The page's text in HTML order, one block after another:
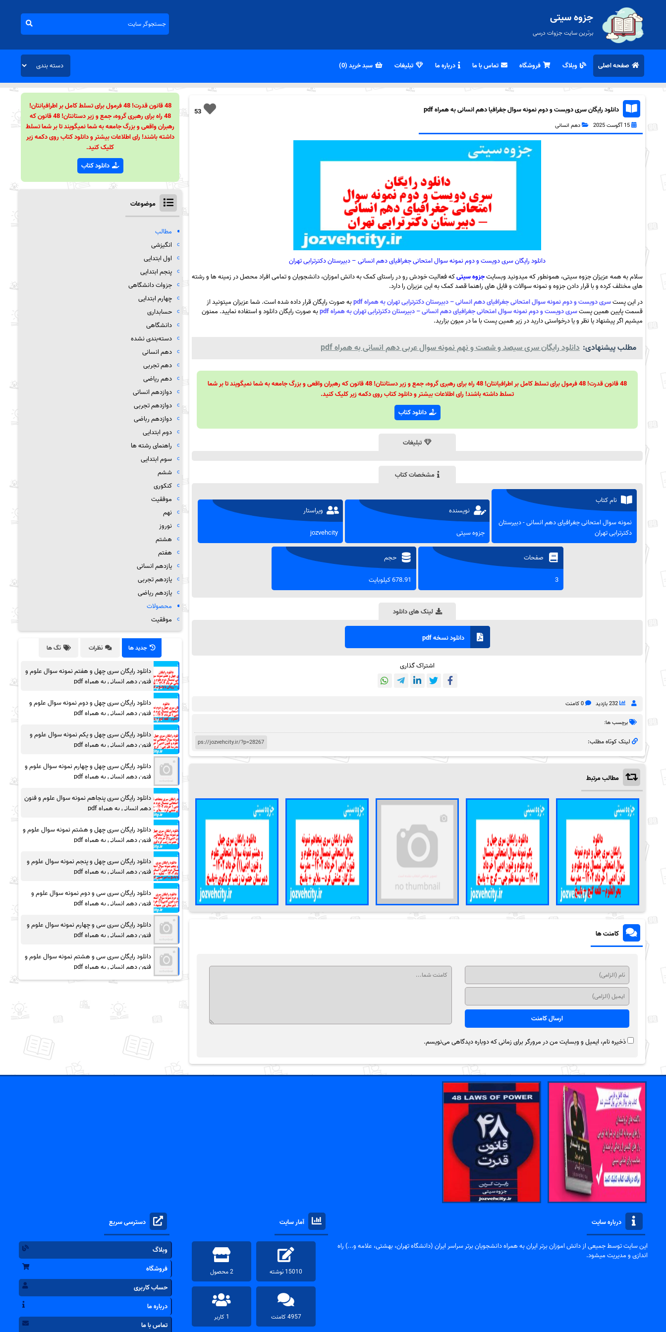
جزوه سیتی
برترین سایت جزوات درسی
صفحه اصلی وبلاگ فروشگاه تماس با ما درباره ما تبلیغات سبد خرید (0)
53 دانلود رایگان سری دویست و دوم نمونه سوال جفرافیا دهم انسانی به همراه pdf
15 آگوست 2025 دهم انسانی
دانلود رایگان سری دویست و دوم نمونه سوال امتحانی جغرافیای دهم انسانی – دبیرستان دکترترابی تهران
سلام به همه عزیزان جزوه سیتی، همونطور که میدونید وبسایتجزوه سیتیکه فعالیت خودش رو در راستای کمک به دانش اموزان، دانشجویان و تمامی افراد محصل در زمینه ها و رشته
های مختلف کرده و با قرار دادن جزوه و نمونه سوالات و فایل های راهنما قصد کمک به این عزیزان را دارد.
در این پستسری دویست و دوم نمونه سوال امتحانی جغرافیای دهم انسانی – دبیرستان دکترترابی تهران به همراه pdf
به صورت رایگان قرار داده شده است. شما عزیزان میتونید از
قسمت پایین همین پستسری دویست و دوم نمونه سوال امتحانی جغرافیای دهم انسانی – دبیرستان دکترترابی تهران به همراه pdf
به صورت رایگان دانلود و استفاده نمایید. ممنون
میشیم اگر پیشنهاد یا نظر و یا درخواستی دارید در زیر همین پست با ما در میون بزارید.
مطلب پیشنهادی: دانلود رایگان سری سیصد و شصت و نهم نمونه سوال عربی دهم انسانی به همراه pdf
48 قانون قدرت! 48 فرمول برای تسلط کامل بر اطرافیانتان! 48 راه برای رهبری گروه، جمع و زیر دستانتان! 48 قانون که رهبران واقعی و بزرگ جامعه به شما نمیگویند تا بر شما
تسلط داشته باشند! رای اطلاعات بیشتر و دانلود کتاب روی دکمه زیر کلیک کنید.
دانلود کتاب
تبلیغات
مشخصات کتاب
نام کتاب
نمونه سوال امتحانی جغرافیای دهم انسانی - دبیرستان
دکترترابی تهران
نویسنده
جزوه سیتی
ویراستار
jozvehcity
صفحات
3
حجم
678.91 کیلوبایت
لینک های دانلود
دانلود نسخه pdf
اشتراک گذاری
232 بازدید 0 کامنت
برچسب ها:
لینک کوتاه مطلب:
مطالب مرتبط
کامنت ها
ذخیره نام، ایمیل و وبسایت من در مرورگر برای زمانی که دوباره دیدگاهی می‌نویسم.
48 قانون قدرت! 48 فرمول برای تسلط کامل بر اطرافیانتان!
48 راه برای رهبری گروه، جمع و زیر دستانتان! 48 قانون که
رهبران واقعی و بزرگ جامعه به شما نمیگویند تا بر شما تسلط
داشته باشند! رای اطلاعات بیشتر و دانلود کتاب روی دکمه زیر
کلیک کنید.
دانلود کتاب
موضوعات
مطالب
انگیزشی
اول ابتدایی
پنجم ابتدایی
جزوات دانشگاهی
چهارم ابتدایی
حسابداری
دانشگاهی
دسته‌بندی نشده
دهم انسانی
دهم تجربی
دهم ریاضی
دوازدهم انسانی
دوازدهم تجربی
دوازدهم رباضی
دوم ابتدایی
راهنمای رشته ها
سوم ابتدایی
ششم
کنکوری
موفقیت
نهم
نوروز
هشتم
هفتم
یازدهم انسانی
یازدهم تجربی
یازدهم ریاضی
محصولات
موفقیت
جدید ها نظرات تگ ها
دانلود رایگان سری چهل و هفتم نمونه سوال علوم و
فنون دهم انسانی به همراه pdf
دانلود رایگان سری چهل و دوم نمونه سوال علوم و
فنون دهم انسانی به همراه pdf
دانلود رایگان سری چهل و یکم نمونه سوال علوم و
فنون دهم انسانی به همراه pdf
دانلود رایگان سری چهل و چهارم نمونه سوال علوم و
فنون دهم انسانی به همراه pdf
دانلود رایگان سری پنجاهم نمونه سوال علوم و فنون
دهم انسانی به همراه pdf
دانلود رایگان سری چهل و هشتم نمونه سوال علوم و
فنون دهم انسانی به همراه pdf
دانلود رایگان سری چهل و پنجم نمونه سوال علوم و
فنون دهم انسانی به همراه pdf
دانلود رایگان سری سی و دوم نمونه سوال علوم و
فنون دهم انسانی به همراه pdf
دانلود رایگان سری سی و چهارم نمونه سوال علوم و
فنون دهم انسانی به همراه pdf
دانلود رایگان سری سی و هشتم نمونه سوال علوم و
فنون دهم انسانی به همراه pdf
درباره سایت
این سایت توسط جمیعی از دانش اموزان برتر ایران به همراه دانشجویان برتر سراسر ایران (دانشگاه تهران، بهشتی، علامه و...) راه
اندازی و مدیریت میشود.
آمار سایت
15010 نوشته 2 محصول
4957 کامنت 1 کاربر
دسترسی سریع
وبلاگ
فروشگاه
حساب کاربری
درباره ما
تماس با ما